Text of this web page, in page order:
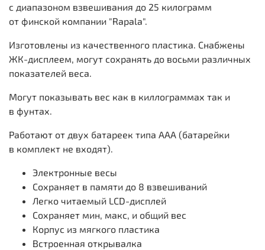
с диапазоном взвешивания до 25 килограмм
от финской компании "Rapala".
Изготовлены из качественного пластика. Снабжены
ЖК-дисплеем, могут сохранять до восьми различных
показателей веса.
Могут показывать вес как в киллограммах так и
в фунтах.
Работают от двух батареек типа AAA (батарейки
в комплект не входят).
Электронные весы
Сохраняет в памяти до 8 взвешиваний
Легко читаемый LCD-дисплей
Сохраняет мин, макс, и общий вес
Корпус из мягкого пластика
Встроенная открывалка